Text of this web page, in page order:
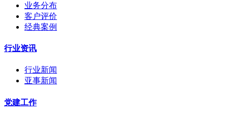
业务分布
客户评价
经典案例
行业资讯
行业新闻
亚事新闻
党建工作